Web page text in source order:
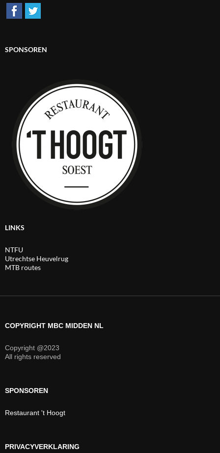
SPONSOREN
LINKS
NTFU
Utrechtse Heuvelrug
MTB routes
COPYRIGHT MBC MIDDEN NL
Copyright @2023
All rights reserved
SPONSOREN
Restaurant 't Hoogt
PRIVACYVERKLARING